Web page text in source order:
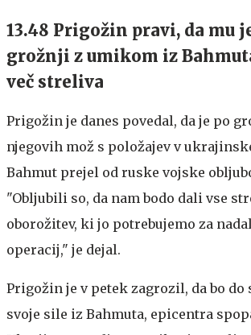
13.48 Prigožin pravi, da mu
grožnji z umikom iz
več streliva
Prigožin je danes povedal, da je po
njegovih mož s položajev v
Bahmut prejel od ruske vojske
"Obljubili so, da nam bodo dali vse
oborožitev, ki jo potrebujemo za
operacij," je dejal.
Prigožin je v petek zagrozil, da bo do
svoje sile iz Bahmuta, epicentra